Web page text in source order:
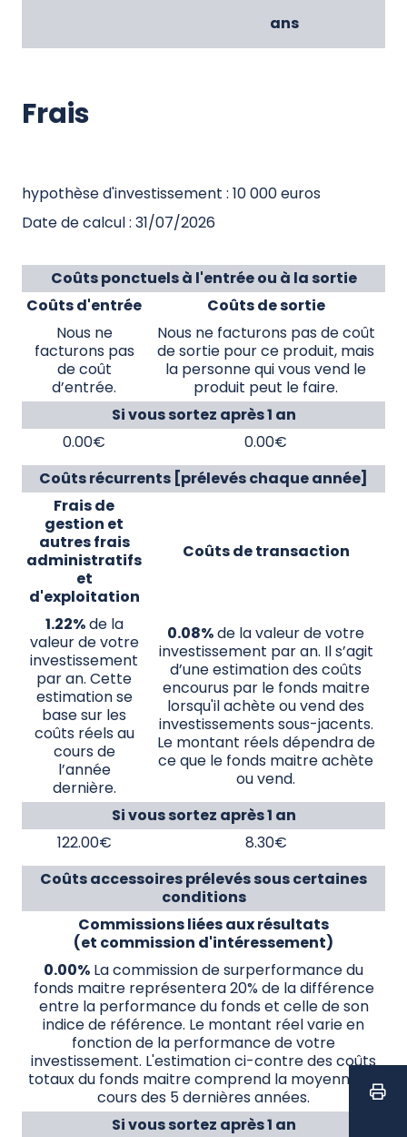
ans
Frais
hypothèse d'investissement : 10 000 euros
Date de calcul : 31/07/2026
Coûts ponctuels à l'entrée ou à la sortie
Coûts d'entrée
Coûts de sortie
Nous ne
facturons pas
de coût
d’entrée.
Nous ne facturons pas de coût
de sortie pour ce produit, mais
la personne qui vous vend le
produit peut le faire.
Si vous sortez après 1 an
0.00€
0.00€
Coûts récurrents [prélevés chaque année]
Frais de
gestion et
autres frais
administratifs
et
d'exploitation
Coûts de transaction
1.22%de la
valeur de votre
investissement
par an. Cette
estimation se
base sur les
coûts réels au
cours de
l’année
dernière.
0.08%de la valeur de votre
investissement par an. Il s’agit
d’une estimation des coûts
encourus par le fonds maitre
lorsqu'il achète ou vend des
investissements sous-jacents.
Le montant réels dépendra de
ce que le fonds maitre achète
ou vend.
Si vous sortez après 1 an
122.00€
8.30€
Coûts accessoires prélevés sous certaines
conditions
Commissions liées aux résultats
(et commission d'intéressement)
0.00% La commission de surperformance du
fonds maitre représentera 20% de la différence
entre la performance du fonds et celle de son
indice de référence. Le montant réel varie en
fonction de la performance de votre
investissement. L'estimation ci-contre des coûts
totaux du fonds maitre comprend la moyenne au
cours des 5 dernières années.
Si vous sortez après 1 an